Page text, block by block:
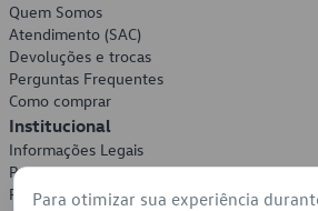
Quem Somos
Atendimento (SAC)
Devoluções e trocas
Perguntas Frequentes
Como comprar
Institucional
Informações Legais
Política de Privacidade
Política de Cookies
Para otimizar sua experiência